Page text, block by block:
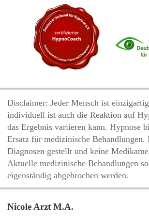
Disclaimer: Jeder Mensch ist
individuell ist auch die Reaktion auf
das Ergebnis variieren kann. Hypnose
Ersatz für medizinische Behandlungen.
Diagnosen gestellt und keine
Aktuelle medizinische Behandlungen
eigenständig abgebrochen werden.
Nicole Arzt M.A.